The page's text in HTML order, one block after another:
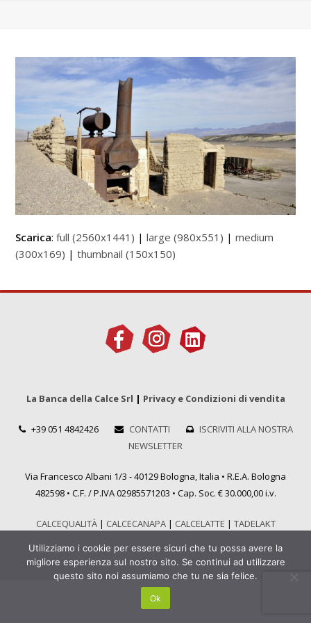
Scarica:full (2560x1441) |large (980x551) |medium
(300x169) |thumbnail (150x150)
La Banca della Calce Srl | Privacy e Condizioni di vendita
+39 051 4842426 CONTATTI
ISCRIVITI ALLA NOSTRA
NEWSLETTER
Via Francesco Albani 1/3 - 40129 Bologna, Italia • R.E.A. Bologna
482598 • C.F. / P.IVA 02985571203 • Cap. Soc. € 30.000,00 i.v.
CALCEQUALITÀ| CALCECANAPA| CALCELATTE | TADELAKT
Utilizziamo i cookie per essere sicuri che tu possa avere la
migliore esperienza sul nostro sito. Se continui ad utilizzare
questo sito noi assumiamo che tu ne sia felice.
Ok